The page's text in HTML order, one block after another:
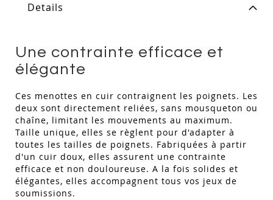
Details
Une contrainte efficace et
élégante
Ces menottes en cuir contraignent les poignets. Les
deux sont directement reliées, sans mousqueton ou
chaîne, limitant les mouvements au maximum.
Taille unique, elles se règlent pour d'adapter à
toutes les tailles de poignets. Fabriquées à partir
d'un cuir doux, elles assurent une contrainte
efficace et non douloureuse. A la fois solides et
élégantes, elles accompagnent tous vos jeux de
soumissions.